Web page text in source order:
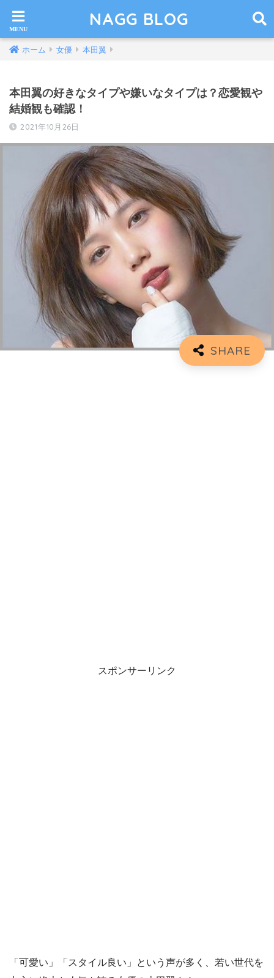
NAGG BLOG
ホーム 女優 本田翼
本田翼の好きなタイプや嫌いなタイプは？恋愛観や
結婚観も確認！
2021年10月26日
スポンサーリンク
「可愛い」「スタイル良い」という声が多く、若い世代を